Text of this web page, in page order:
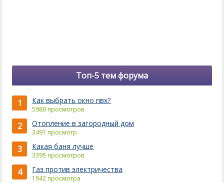
Топ-5 тем форума
1 Как выбрать окно пвх?
5980 просмотров
2 Отопление в загородный дом
3491 просмотр
3 Какая баня лучше
3395 просмотров
4 Газ против электричества
1942 просмотра